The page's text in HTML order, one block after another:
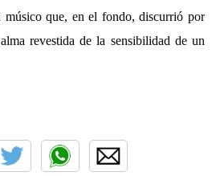
que, en el fondo, discurrió por
revestida de la sensibilidad de un